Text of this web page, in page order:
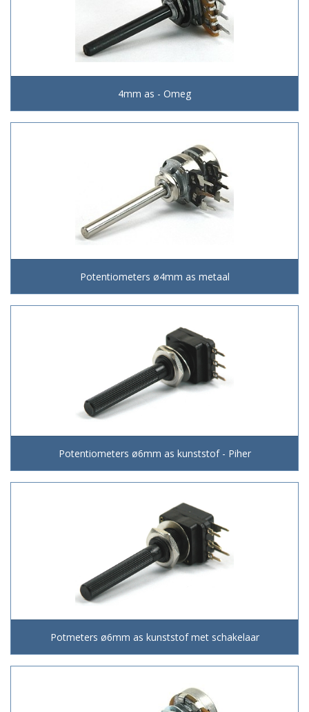
4mm as - Omeg
Potentiometers ø4mm as metaal
Potentiometers ø6mm as kunststof - Piher
Potmeters ø6mm as kunststof met schakelaar